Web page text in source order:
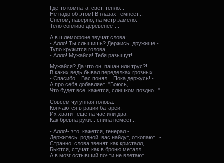
Где-то комната, свет, тепло...
Не надо об этом! В глазах темнеет...
Снегом, наверно, на метр замело.
Тело сонливо деревенеет...
А в шлемофоне звучат слова:
- Алло! Ты слышишь? Держись, дружище -
Тупо кружится голова...
- Алло! Мужайся! Тебя разыщут!..
Мужайся? Да что он, пацан или трус?!
В каких ведь бывал переделках грозных.
- Спасибо... Вас понял... Пока держусь! -
А про себя добавляет: "Боюсь,
Что будет все, кажется, слишком поздно..."
Совсем чугунная голова.
Кончаются в рации батареи.
Их хватит еще на час или два.
Как бревна руки... спина немеет...
- Алло!- это, кажется, генерал.-
Держитесь, родной, вас найдут, откопают...-
Странно: слова звенят, как кристалл,
Бьются, стучат, как в броню металл,
А в мозг остывший почти не влетают...